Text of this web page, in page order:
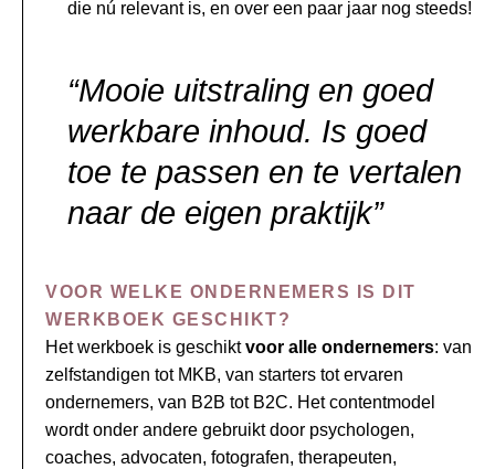
die nú relevant is, en over een paar jaar nog steeds!
“Mooie uitstraling en goed
werkbare inhoud. Is goed
toe te passen en te vertalen
naar de eigen praktijk”
VOOR WELKE ONDERNEMERS IS DIT
WERKBOEK GESCHIKT?
Het werkboek is geschiktvoor alle ondernemers: van
zelfstandigen tot MKB, van starters tot ervaren
ondernemers, van B2B tot B2C. Het contentmodel
wordt onder andere gebruikt door psychologen,
coaches, advocaten, fotografen, therapeuten,